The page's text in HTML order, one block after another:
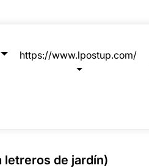
https://www.lpostup.com/
letreros de jardín)